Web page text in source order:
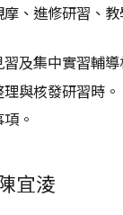
、進修研習、
及集中實習輔導
與核發研習時。
。
宜淩